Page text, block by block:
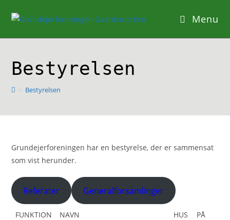
Menu
Bestyrelsen
Bestyrelsen
Grundejerforeningen har en bestyrelse, der er sammensat
som vist herunder.
Referater Generalforsamlinger
FUNKTION NAVN
HUS
PÅ